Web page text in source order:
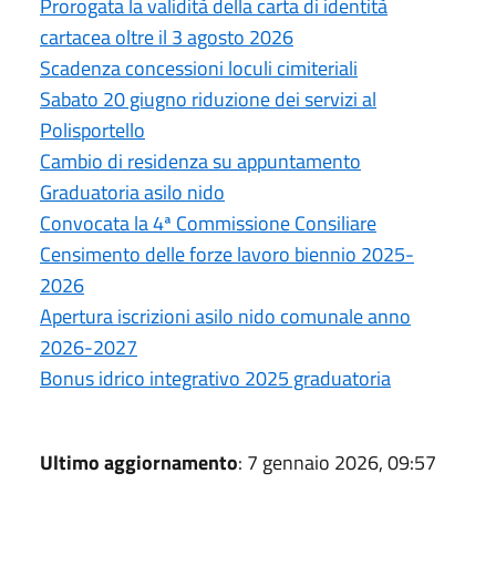
cartacea oltre il 3 agosto 2026
Scadenza concessioni loculi cimiteriali
Sabato 20 giugno riduzione dei servizi al
Polisportello
Cambio di residenza su appuntamento
Graduatoria asilo nido
Convocata la 4ª Commissione Consiliare
Censimento delle forze lavoro biennio 2025-
2026
Apertura iscrizioni asilo nido comunale anno
2026-2027
Bonus idrico integrativo 2025 graduatoria
Ultimo aggiornamento: 7 gennaio 2026, 09:57